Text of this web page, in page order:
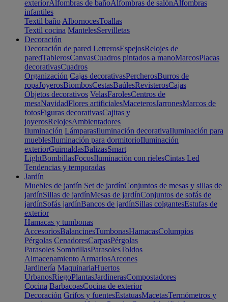
exteriorAlfombras de bañoAlfombras de salónAlfombras
infantiles
Textil baño AlbornocesToallas
Textil cocina MantelesServilletas
Decoración
Decoración de pared LetrerosEspejosRelojes de
paredTablerosCanvasCuadros pintados a manoMarcosPlacas
decorativasCuadros
Organización Cajas decorativasPercherosBurros de
ropaJoyerosBiombosCestasBaúlesRevisterosCajas
Objetos decorativos VelasFarolesCentros de
mesaNavidadFlores artificialesMaceterosJarronesMarcos de
fotosFiguras decorativasCajitas y
joyerosRelojesAmbientadores
Iluminación LámparasIluminación decorativaIluminación para
mueblesIluminación para dormitorioIluminación
exteriorGuirnaldasBalizasSmart
LightBombillasFocosIluminación con rielesCintas Led
Tendencias y temporadas
Jardín
Muebles de jardín Set de jardínConjuntos de mesas y sillas de
jardínSillas de jardínMesas de jardínConjuntos de sofás de
jardínSofás jardínBancos de jardínSillas colgantesEstufas de
exterior
Hamacas y tumbonas
AccesoriosBalancinesTumbonasHamacasColumpios
Pérgolas CenadoresCarpasPérgolas
Parasoles SombrillasParasolesToldos
Almacenamiento ArmariosArcones
Jardinería MaquinariaHuertos
UrbanosRiegoPlantasJardinerasCompostadores
Cocina BarbacoasCocina de exterior
Decoración Grifos y fuentesEstatuasMacetasTermómetros y